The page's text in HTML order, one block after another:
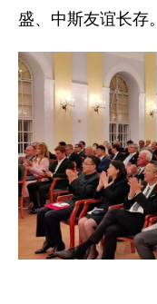
盛、中斯友谊长存。